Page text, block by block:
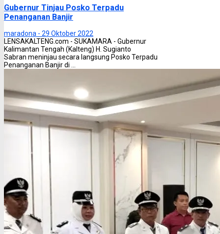
Gubernur Tinjau Posko Terpadu
Penanganan Banjir
maradona - 29 Oktober 2022
LENSAKALTENG.com - SUKAMARA - Gubernur
Kalimantan Tengah (Kalteng) H. Sugianto
Sabran meninjau secara langsung Posko Terpadu
Penanganan Banjir di ...